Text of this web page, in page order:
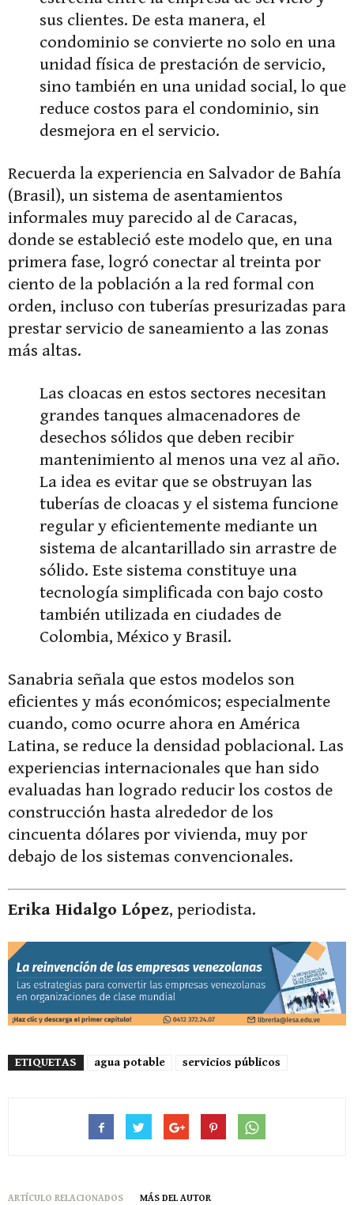
sus clientes. De esta manera, el
condominio se convierte no solo en una
unidad física de prestación de servicio,
sino también en una unidad social, lo que
reduce costos para el condominio, sin
desmejora en el servicio.
Recuerda la experiencia en Salvador de Bahía
(Brasil), un sistema de asentamientos
informales muy parecido al de Caracas,
donde se estableció este modelo que, en una
primera fase, logró conectar al treinta por
ciento de la población a la red formal con
orden, incluso con tuberías presurizadas para
prestar servicio de saneamiento a las zonas
más altas.
Las cloacas en estos sectores necesitan
grandes tanques almacenadores de
desechos sólidos que deben recibir
mantenimiento al menos una vez al año.
La idea es evitar que se obstruyan las
tuberías de cloacas y el sistema funcione
regular y eficientemente mediante un
sistema de alcantarillado sin arrastre de
sólido. Este sistema constituye una
tecnología simplificada con bajo costo
también utilizada en ciudades de
Colombia, México y Brasil.
Sanabria señala que estos modelos son
eficientes y más económicos; especialmente
cuando, como ocurre ahora en América
Latina, se reduce la densidad poblacional. Las
experiencias internacionales que han sido
evaluadas han logrado reducir los costos de
construcción hasta alrededor de los
cincuenta dólares por vivienda, muy por
debajo de los sistemas convencionales.
Erika Hidalgo López, periodista.
ETIQUETAS agua potable servicios públicos
ARTÍCULO RELACIONADOS MÁS DEL AUTOR